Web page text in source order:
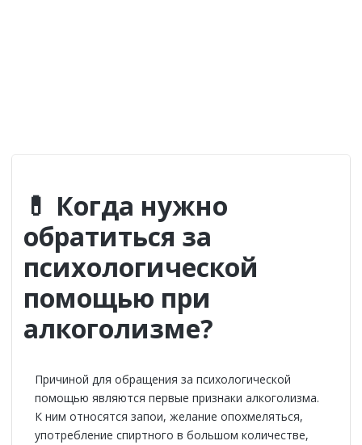
💊 Когда нужно
обратиться за
психологической
помощью при
алкоголизме?
Причиной для обращения за психологической
помощью являются первые признаки алкоголизма.
К ним относятся запои, желание опохмеляться,
употребление спиртного в большом количестве,